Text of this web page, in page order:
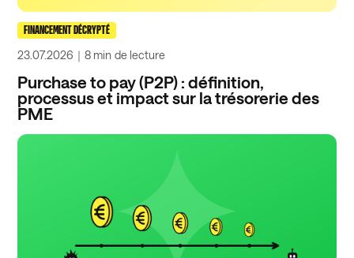
FINANCEMENT DÉCRYPTÉ
23.07.2026 ｜8 min de lecture
Purchase to pay (P2P) : définition,
processus et impact sur la trésorerie des
PME